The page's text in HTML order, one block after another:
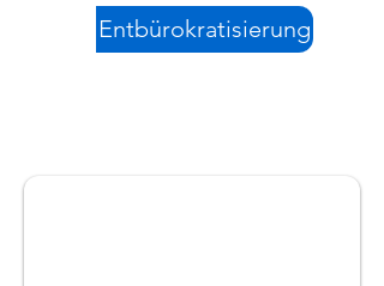
Entbürokratisierung